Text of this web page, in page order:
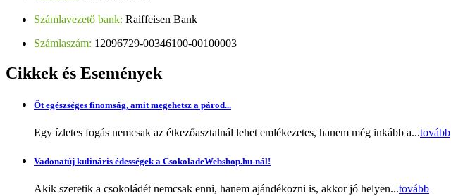
Számlavezető bank: Raiffeisen Bank
Számlaszám: 12096729-00346100-00100003
Cikkek és Események
Öt egészséges finomság, amit megehetsz a párod...
Egy ízletes fogás nemcsak az étkezőasztalnál lehet emlékezetes, hanem még inkább a...tovább
Vadonatúj kulináris édességek a CsokoladeWebshop.hu-nál!
Akik szeretik a csokoládét nemcsak enni, hanem ajándékozni is, akkor jó helyen...tovább